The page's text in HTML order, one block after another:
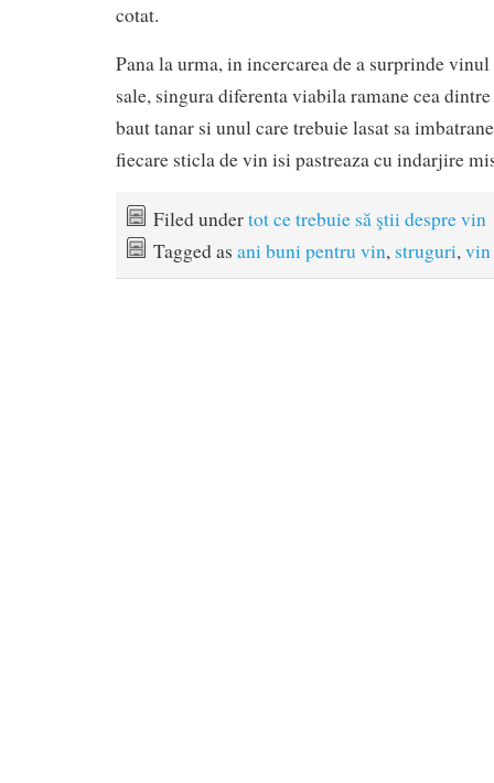
cotat.
Pana la urma, in incercarea de a surprinde
sale, singura diferenta viabila ramane cea
baut tanar si unul care trebuie lasat sa
fiecare sticla de vin isi pastreaza cu indarjire
Filed undertot ce trebuie să ştii despre vin
Tagged as ani buni pentru vin, struguri,vin